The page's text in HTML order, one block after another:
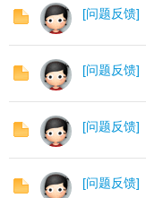
[问题反馈]
[问题反馈]
[问题反馈]
[问题反馈]